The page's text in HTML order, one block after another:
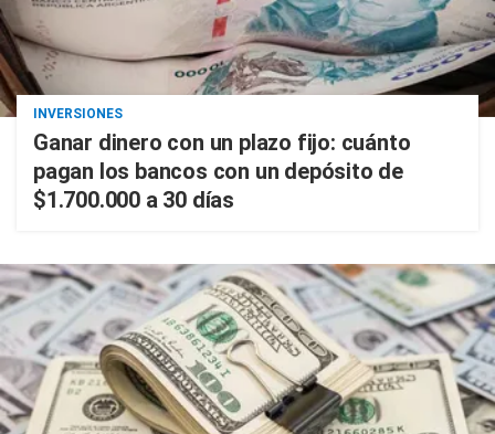
INVERSIONES
Ganar dinero con un plazo fijo: cuánto
pagan los bancos con un depósito de
$1.700.000 a 30 días